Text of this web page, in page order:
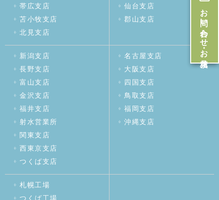
帯広支店
苫小牧支店
北見支店
仙台支店
郡山支店
新潟支店
長野支店
富山支店
金沢支店
福井支店
射水営業所
関東支店
西東京支店
つくば支店
名古屋支店
大阪支店
四国支店
鳥取支店
福岡支店
沖縄支店
札幌工場
つくば工場
お問い合わせ・お見積